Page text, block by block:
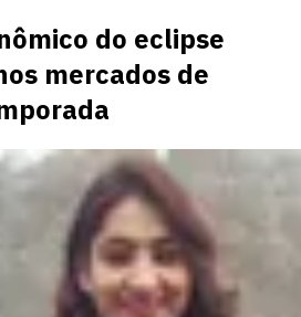
do eclipse
mercados de